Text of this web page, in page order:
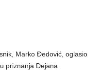
Marko Đedović, oglasio
priznanja Dejana